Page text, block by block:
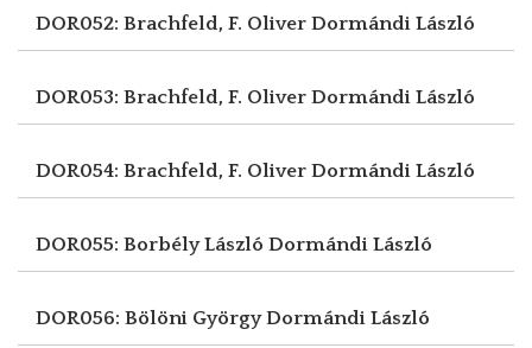
DOR052: Brachfeld, F. Oliver Dormándi László
DOR053: Brachfeld, F. Oliver Dormándi László
DOR054: Brachfeld, F. Oliver Dormándi László
DOR055: Borbély László Dormándi László
DOR056: Bölöni GyörgyDormándi László